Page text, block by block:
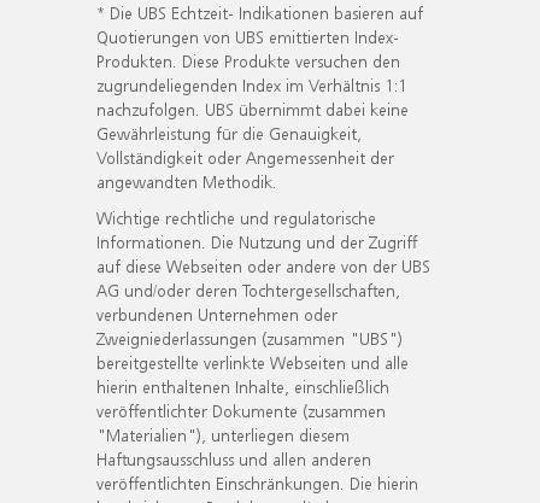
* Die UBS Echtzeit- Indikationen basieren auf
Quotierungen von UBS emittierten Index-
Produkten. Diese Produkte versuchen den
zugrundeliegenden Index im Verhältnis 1:1
nachzufolgen. UBS übernimmt dabei keine
Gewährleistung für die Genauigkeit,
Vollständigkeit oder Angemessenheit der
angewandten Methodik.
Wichtige rechtliche und regulatorische
Informationen. Die Nutzung und der Zugriff
auf diese Webseiten oder andere von der UBS
AG und/oder deren Tochtergesellschaften,
verbundenen Unternehmen oder
Zweigniederlassungen (zusammen "UBS")
bereitgestellte verlinkte Webseiten und alle
hierin enthaltenen Inhalte, einschließlich
veröffentlichter Dokumente (zusammen
"Materialien"), unterliegen diesem
Haftungsausschluss und allen anderen
veröffentlichten Einschränkungen. Die hierin